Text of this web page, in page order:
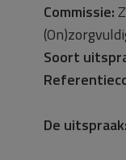
Commissie:
Soort
De uitspraak: